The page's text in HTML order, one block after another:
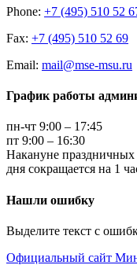
Phone: +7 (495) 510 52
Fax: +7 (495) 510 52 69
Email: mail@mse-msu.ru
График работы
пн-чт 9:00 – 17:45
пт 9:00 – 16:30
Накануне праздничных
дня сокращается на 1
Нашли ошибку
Выделите текст с
Официальный сайт